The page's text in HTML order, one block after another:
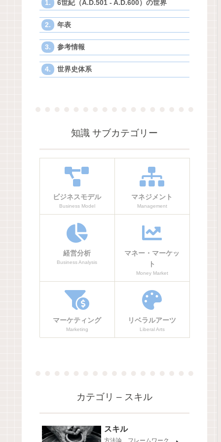
6世紀（A.D.501 - A.D.600）の世界
年表
参考情報
世界史体系
知識 サブカテゴリー
ビジネスモデル
Business Model
マネジメント
Management
経営分析
Business Analysis
マネー・マーケッ
ト
Money Market
マーケティング
Marketing
リベラルアーツ
Liberal Arts
カテゴリ – スキル
スキル
方法論、フレームワーク、